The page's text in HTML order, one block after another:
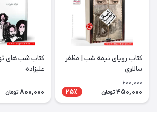
کتاب رویای نیمه شب | مظفر
سالاری
600,000
450,000 تومان 25٪
کتاب شب های
علیزاده
800,000 تومان